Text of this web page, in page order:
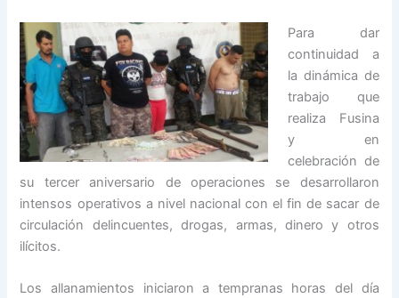
Para dar
continuidad a
la dinámica de
trabajo que
realiza Fusina
y en
celebración de
su tercer aniversario de operaciones se desarrollaron
intensos operativos a nivel nacional con el fin de sacar de
circulación delincuentes, drogas, armas, dinero y otros
ilícitos.
Los allanamientos iniciaron a tempranas horas del día